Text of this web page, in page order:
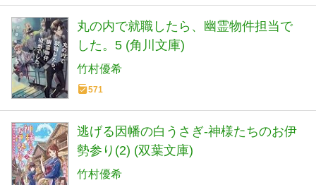
丸の内で就職したら、幽霊物件担当で
した。5 (角川文庫)
竹村優希
571
逃げる因幡の白うさぎ-神様たちのお伊
勢参り(2) (双葉文庫)
竹村優希